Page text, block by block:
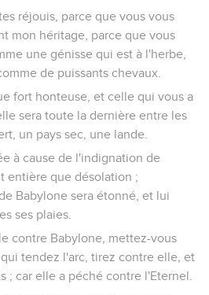
réjouis, parce que vous vous
mon héritage, parce que vous
une génisse qui est à l'herbe,
de puissants chevaux.
fort honteuse, et celle qui vous a
sera toute la dernière entre les
un pays sec, une lande.
à cause de l'indignation de
entière que désolation ;
Babylone sera étonné, et lui
ses plaies.
contre Babylone, mettez-vous
tendez l'arc, tirez contre elle, et
; car elle a péché contre l'Eternel.